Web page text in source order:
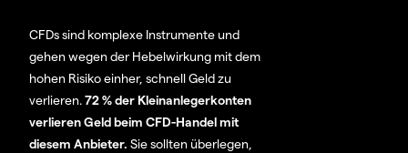
CFDs sind komplexe Instrumente und
gehen wegen der Hebelwirkung mit dem
hohen Risiko einher, schnell Geld zu
verlieren.72 % der Kleinanlegerkonten
verlieren Geld beim CFD-Handel mit
diesem Anbieter. Sie sollten überlegen,